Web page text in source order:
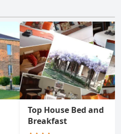
Top House Bed and
Breakfast